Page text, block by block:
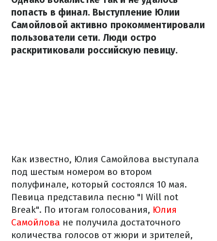
попасть в финал. Выступление Юлии
Самойловой активно прокомментировали
пользователи сети. Люди остро
раскритиковали российскую певицу.
Как известно, Юлия Самойлова выступала
под шестым номером во втором
полуфинале, который состоялся 10 мая.
Певица представила песню "I Will not
Break". По итогам голосования, Юлия
Самойлова не получила достаточного
количества голосов от жюри и зрителей,